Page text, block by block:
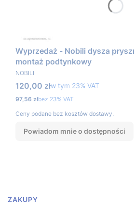
Wyprzedaż - Nobili dysza
montaż podtynkowy
PRODUCENT
NOBILI
Cena brutto
120,00 złw tym %s VAT
w tym 23% VAT
Cena netto
97,56 złbez 23% VAT
Ceny podane bez kosztów dostawy.
Powiadom mnie o dostępności
Linki w stopce
ZAKUPY